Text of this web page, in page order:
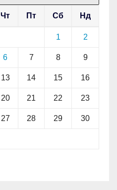
Чт Пт Сб Нд
1 2
6 7 8 9
13 14 15 16
20 21 22 23
27 28 29 30